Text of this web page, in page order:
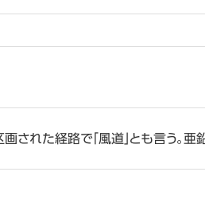
された経路で「風道」とも言う。